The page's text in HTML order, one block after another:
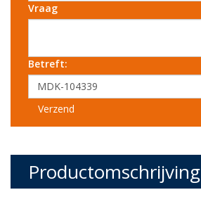
Vraag
Betreft:
Verzend
Productomschrijving